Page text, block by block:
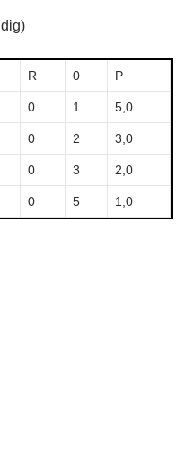
R 0 P
0 1 5,0
0 2 3,0
0 3 2,0
0 5 1,0